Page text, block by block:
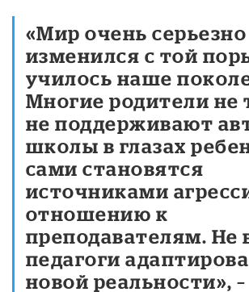
«Мир очень серьезно
изменился с той
училось наше
Многие родители не
не поддерживают
школы в глазах
сами становятся
источниками
отношению к
преподавателям. Не
педагоги
новой реальности», –